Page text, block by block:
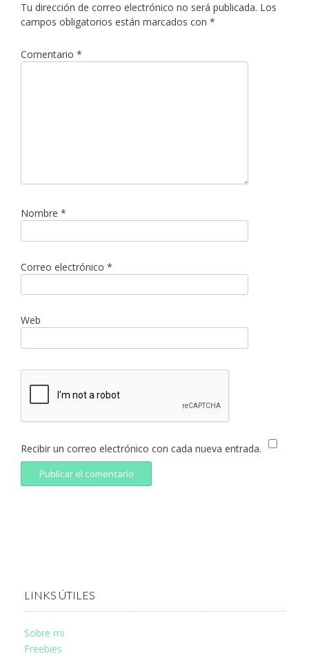
Tu dirección de correo electrónico no será publicada. Los
campos obligatorios están marcados con *
Comentario *
Nombre *
Correo electrónico *
Web
Recibir un correo electrónico con cada nueva entrada.
LINKS ÚTILES
Sobre mi
Freebies